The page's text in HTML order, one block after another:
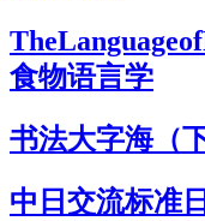
食物语言学
书法大字海（下
中日交流标准